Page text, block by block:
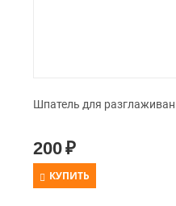
Шпатель для
200₽
КУПИТЬ